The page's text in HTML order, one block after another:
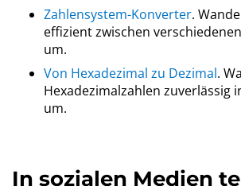
Zahlensystem-Konverter.
effizient zwischen
um.
Von Hexadezimal zu Dezimal.
Hexadezimalzahlen zuverlässig
um.
In sozialen Medien